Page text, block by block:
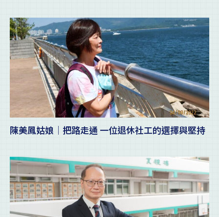
陳美鳳姑娘｜把路走通 一位退休社工的選擇與堅持